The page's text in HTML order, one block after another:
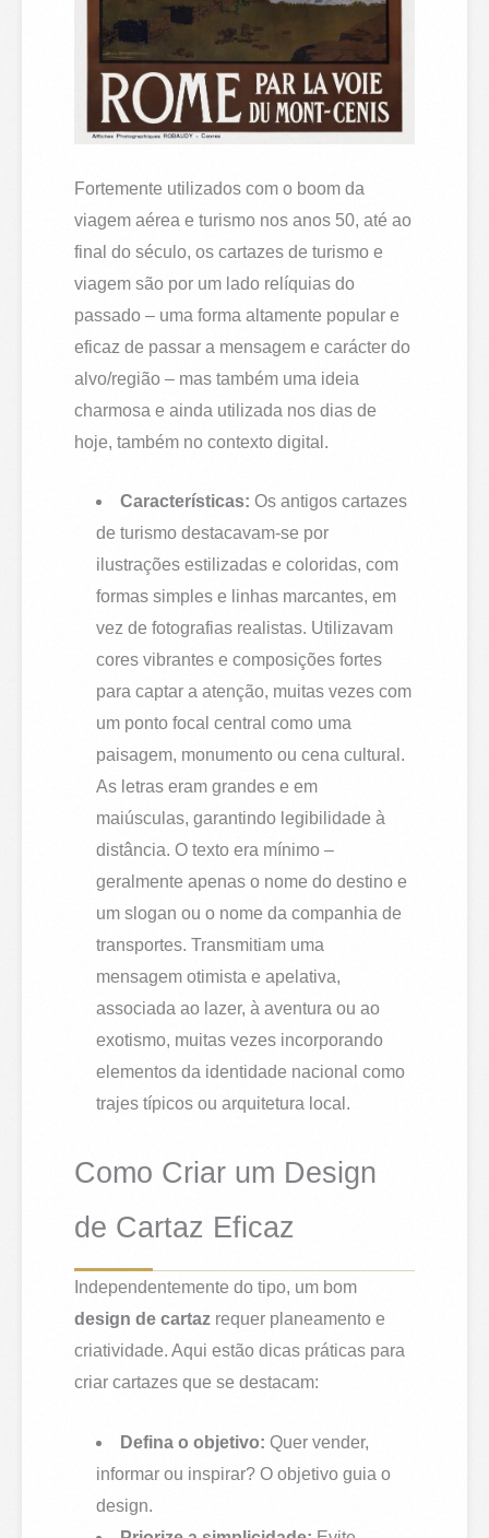
Fortemente utilizados com o boom da
viagem aérea e turismo nos anos 50, até ao
final do século, os cartazes de turismo e
viagem são por um lado relíquias do
passado – uma forma altamente popular e
eficaz de passar a mensagem e carácter do
alvo/região – mas também uma ideia
charmosa e ainda utilizada nos dias de
hoje, também no contexto digital.
Características: Os antigos cartazes
de turismo destacavam-se por
ilustrações estilizadas e coloridas, com
formas simples e linhas marcantes, em
vez de fotografias realistas. Utilizavam
cores vibrantes e composições fortes
para captar a atenção, muitas vezes com
um ponto focal central como uma
paisagem, monumento ou cena cultural.
As letras eram grandes e em
maiúsculas, garantindo legibilidade à
distância. O texto era mínimo –
geralmente apenas o nome do destino e
um slogan ou o nome da companhia de
transportes. Transmitiam uma
mensagem otimista e apelativa,
associada ao lazer, à aventura ou ao
exotismo, muitas vezes incorporando
elementos da identidade nacional como
trajes típicos ou arquitetura local.
Como Criar um Design
de Cartaz Eficaz
Independentemente do tipo, um bom
design de cartaz requer planeamento e
criatividade. Aqui estão dicas práticas para
criar cartazes que se destacam:
Defina o objetivo: Quer vender,
informar ou inspirar? O objetivo guia o
design.